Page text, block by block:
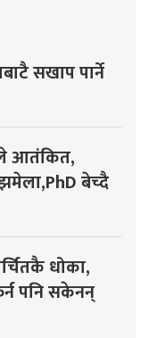
सखाप पार्ने
आतंकित,
बेच्दै
धोका,
पनि सकेनन्